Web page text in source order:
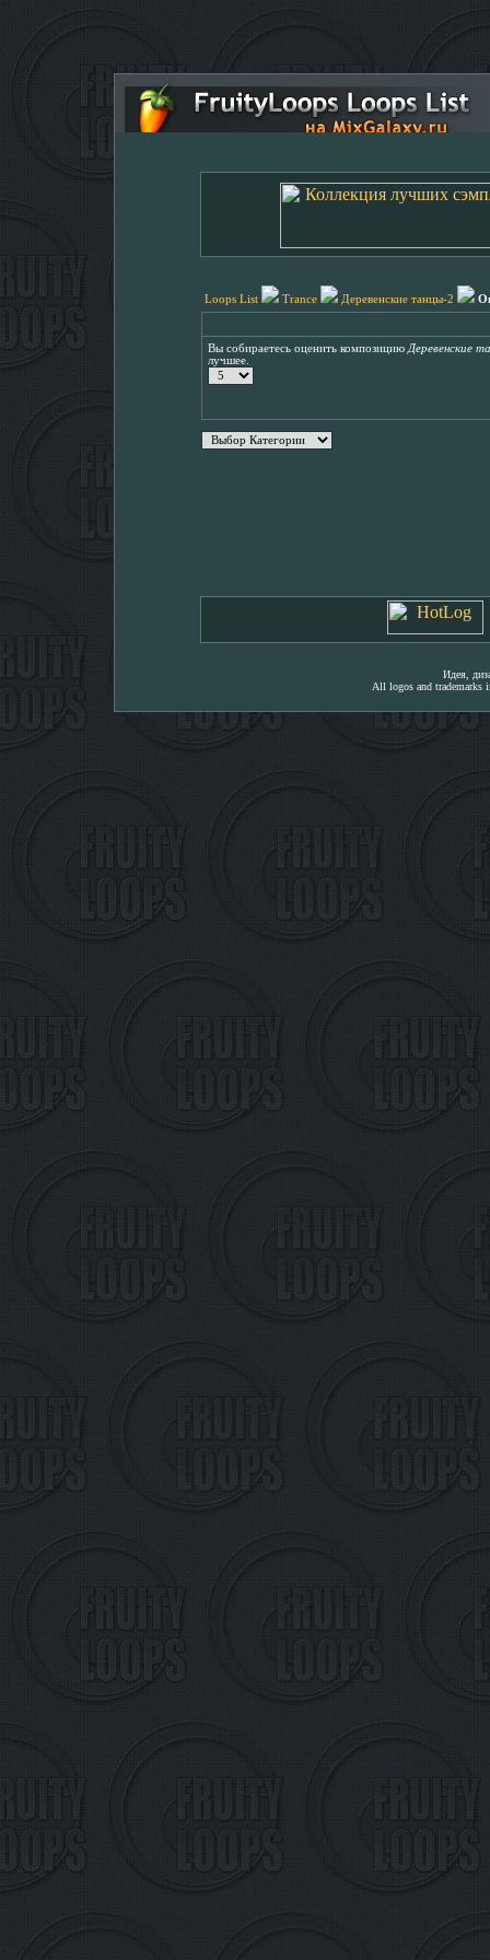
Loops List Trance Деревенские танцы-2
Вы собираетесь оценить композицию Деревенские
лучшее.
Идея,
All logos and trademarks